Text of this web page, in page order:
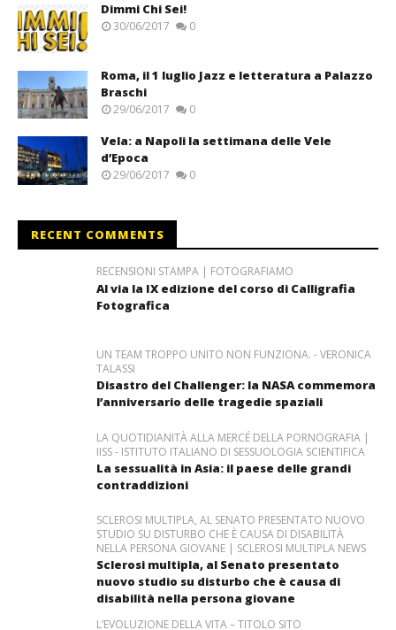
Dimmi Chi Sei!
30/06/2017 0
Roma, il 1 luglio Jazz e letteratura a Palazzo
Braschi
29/06/2017 0
Vela: a Napoli la settimana delle Vele
d’Epoca
29/06/2017 0
RECENT COMMENTS
RECENSIONI STAMPA | FOTOGRAFIAMO
Al via la IX edizione del corso di Calligrafia
Fotografica
UN TEAM TROPPO UNITO NON FUNZIONA. - VERONICA
TALASSI
Disastro del Challenger: la NASA commemora
l’anniversario delle tragedie spaziali
LA QUOTIDIANITÀ ALLA MERCÉ DELLA PORNOGRAFIA |
IISS - ISTITUTO ITALIANO DI SESSUOLOGIA SCIENTIFICA
La sessualità in Asia: il paese delle grandi
contraddizioni
SCLEROSI MULTIPLA, AL SENATO PRESENTATO NUOVO
STUDIO SU DISTURBO CHE È CAUSA DI DISABILITÀ
NELLA PERSONA GIOVANE | SCLEROSI MULTIPLA NEWS
Sclerosi multipla, al Senato presentato
nuovo studio su disturbo che è causa di
disabilità nella persona giovane
L’EVOLUZIONE DELLA VITA – TITOLO SITO